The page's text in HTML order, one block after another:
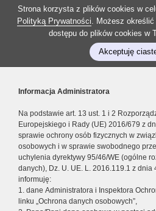
Strona korzysta z plików cookies w
Polityką Prywatności. Możesz określić
dostępu do plików cookies w
Akceptuję
Informacja Administratora
Na podstawie art. 13 ust. 1 i 2
Europejskiego i Rady (UE) 2016/679 z
sprawie ochrony osób fizycznych w
osobowych i w sprawie swobodnego
uchylenia dyrektywy 95/46/WE (ogólne
danych), Dz. U. UE. L. 2016.119.1 z dnia
informuję:
1. dane Administratora i Inspektora
linku „Ochrona danych osobowych”,